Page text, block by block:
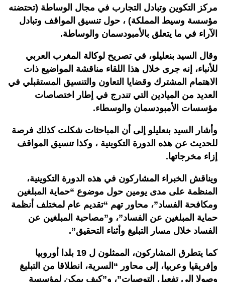
مركز التكوين وتبادل التجارب في مجال الوساطة (تحتضنه
مؤسسة وسيط المملكة) ، حول تنسيق المواقف وتبادل
الآراء في ما يتعلق بالأمبودسمان والوساطة.
وقال السيد بنعليلو، في تصريح لوكالة المغرب العربي
للأنباء، إنه جرى خلال هذا اللقاء مناقشة المواضيع ذات
الاهتمام المشترك وقضايا التعاون والتنسيق المستقبلي في
العديد من الميادين التي تندرج في إطار اختصاصات
مؤسسات الأمبودسمان والوسطاء.
وأشار السيد بنعليلو إلى أن المباحثات شكلت كذلك فرصة
للحديث عن هذه الدورة التكوينية ، وكذا تنسيق المواقف
إزاء مخرجاتها.
ويناقش الخبراء المشاركون في هذه الدورة التكوينية،
المنظمة على مدى يومين حول موضوع “حماية المبلغين
ومكافحة الفساد”، محاور تهم “تقديم عام لمختلف أنظمة
حماية المبلغين عن الفساد”، و”مصاحبة المبلغين عن
الفساد خلال مسار التبليغ وأثناء التحقيق”.
كما يتطرق المشاركون، الممثلون ل 19 بلدا أوروبيا
وإفريقيا وعربيا، إلى محاور “السرية، انطلاقا من التبليغ
وصولا إلى تفعيل التوصيات”، و”كيف يمكن لمؤسسة